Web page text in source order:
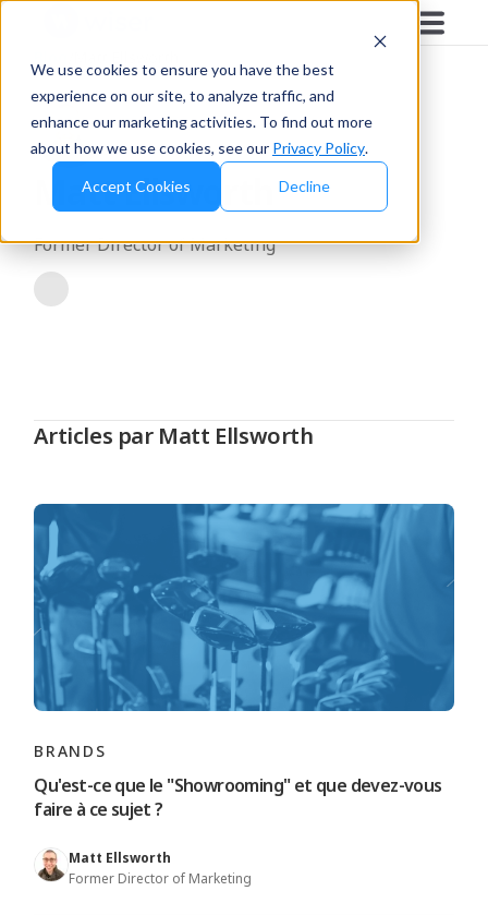
We use cookies to ensure you have the best
experience on our site, to analyze traffic, and
enhance our marketing activities. To find out more
about how we use cookies, see our Privacy Policy.
Accept Cookies Decline
Matt Ellsworth
Former Director of Marketing
Articles par Matt Ellsworth
BRANDS
Qu'est-ce que le "Showrooming" et que devez-vous
faire à ce sujet ?
Matt Ellsworth
Former Director of Marketing